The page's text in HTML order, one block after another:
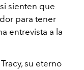
sienten que
para tener
entrevista a la
su eterno